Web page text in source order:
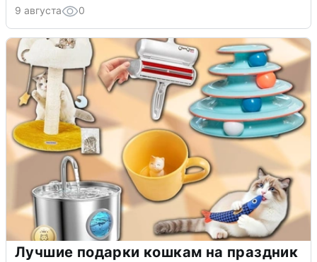
9 августа 0
Лучшие подарки кошкам на праздник